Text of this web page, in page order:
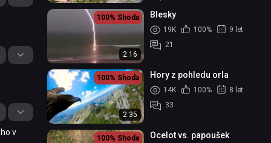
v
100% Shoda
2:16
Blesky
19K 100%
9 let
21
100% Shoda
2:35
Hory z pohledu orla
14K 100%
8 let
33
100% Shoda Ocelot vs. papoušek